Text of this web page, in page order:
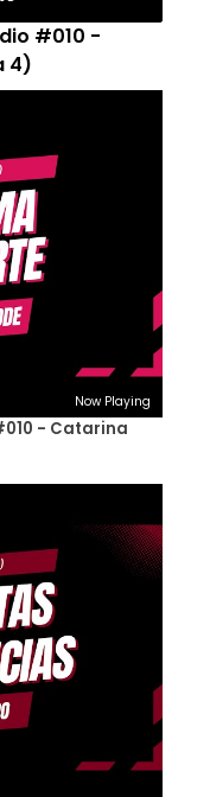
#010 -
4)
Now Playing
- Catarina